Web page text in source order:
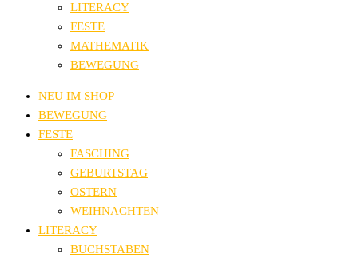
LITERACY
FESTE
MATHEMATIK
BEWEGUNG
NEU IM SHOP
BEWEGUNG
FESTE
FASCHING
GEBURTSTAG
OSTERN
WEIHNACHTEN
LITERACY
BUCHSTABEN